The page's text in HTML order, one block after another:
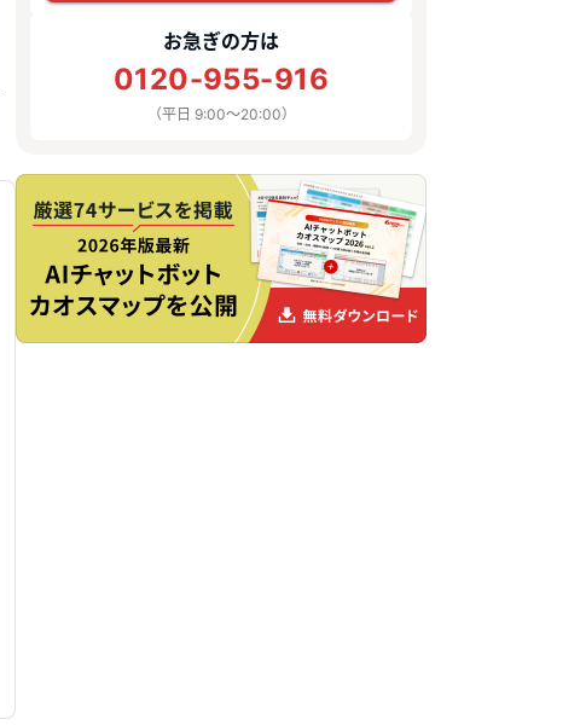
お急ぎの方は
0120-955-916
（平日 9:00〜20:00）